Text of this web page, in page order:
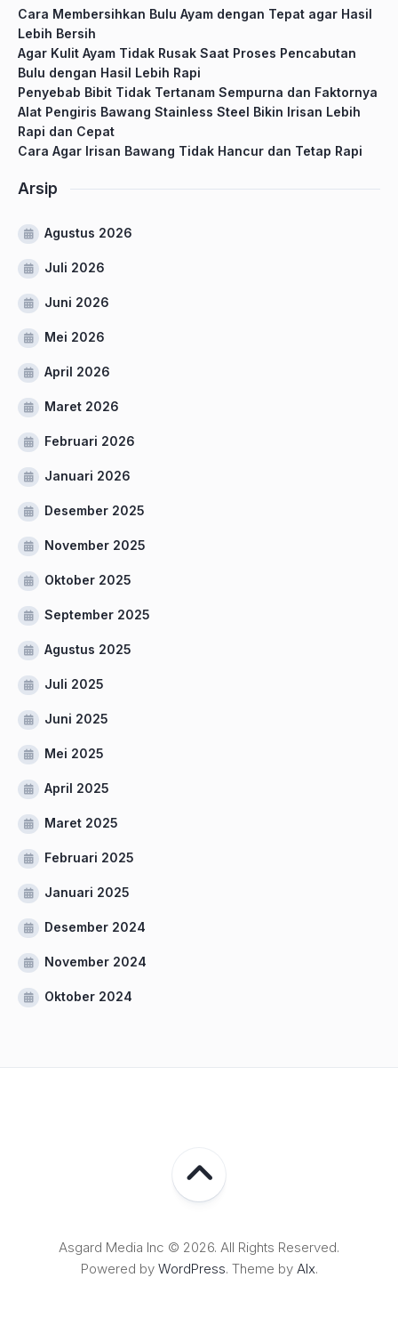
Cara Membersihkan Bulu Ayam dengan Tepat agar Hasil
Lebih Bersih
Agar Kulit Ayam Tidak Rusak Saat Proses Pencabutan
Bulu dengan Hasil Lebih Rapi
Penyebab Bibit Tidak Tertanam Sempurna dan Faktornya
Alat Pengiris Bawang Stainless Steel Bikin Irisan Lebih
Rapi dan Cepat
Cara Agar Irisan Bawang Tidak Hancur dan Tetap Rapi
Arsip
Agustus 2026
Juli 2026
Juni 2026
Mei 2026
April 2026
Maret 2026
Februari 2026
Januari 2026
Desember 2025
November 2025
Oktober 2025
September 2025
Agustus 2025
Juli 2025
Juni 2025
Mei 2025
April 2025
Maret 2025
Februari 2025
Januari 2025
Desember 2024
November 2024
Oktober 2024
Asgard Media Inc © 2026. All Rights Reserved.
Powered by WordPress. Theme by Alx.